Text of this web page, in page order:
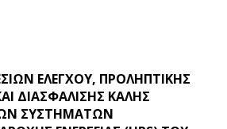
ΕΛΕΓΧΟΥ, ΠΡΟΛΗΠΤΙΚΗΣ
ΔΙΑΣΦΑΛΙΣΗΣ ΚΑΛΗΣ
ΣΥΣΤΗΜΑΤΩΝ